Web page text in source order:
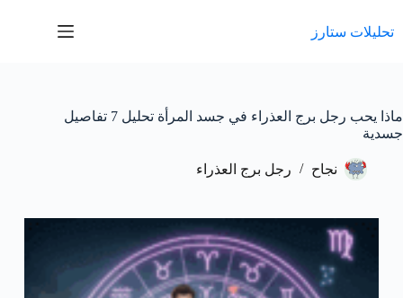
المحتوى
تحليلات ستارز
ماذا يحب رجل برج العذراء في جسد المرأة تحليل 7 تفاصيل
جسدية
نجاح رجل برج العذراء